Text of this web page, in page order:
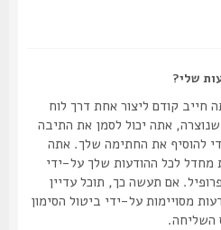
קודם ליצור אחת דרך לוח
אתה יכול לסמן את התיבה
את החתימה שלך. אתה
לכל ההודעות שלך על-ידי
אם תעשה כך, תוכל עדיין
על-ידי ביטול הסימון